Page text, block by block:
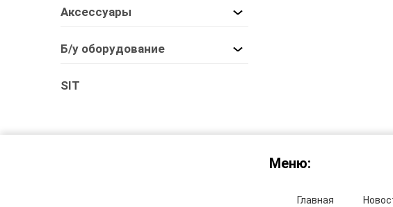
Аксессуары
Б/у оборудование
SIT
Меню:
Главная